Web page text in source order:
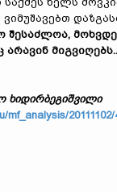
შესაძლოა,
არავინ
ხიდირბეგიშვილი
mf_analysis/20111102/